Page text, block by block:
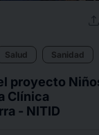
Salud Sanidad
proyecto
Clínica
- NITID